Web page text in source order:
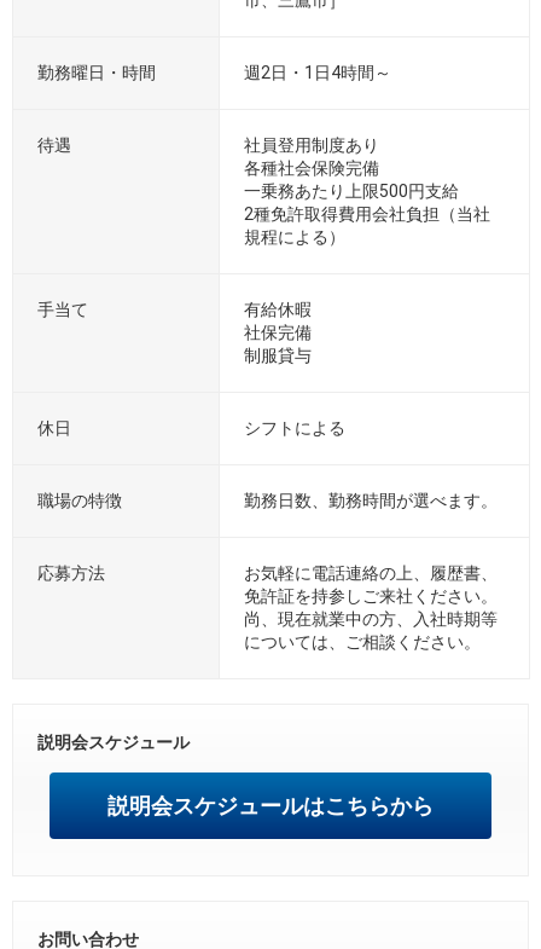
勤務曜日・時間 週2日・1日4時間～
待遇
社員登用制度あり
各種社会保険完備
一乗務あたり上限500円支給
2種免許取得費用会社負担（当社
規程による）
手当て
有給休暇
社保完備
制服貸与
休日 シフトによる
職場の特徴 勤務日数、勤務時間が選べます。
応募方法
お気軽に電話連絡の上、履歴書、
免許証を持参しご来社ください。
尚、現在就業中の方、入社時期等
については、ご相談ください。
説明会スケジュール
説明会スケジュールはこちらから
お問い合わせ